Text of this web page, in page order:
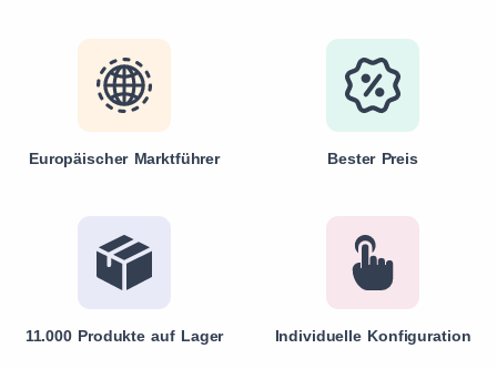
Europäischer Marktführer Bester Preis
11.000 Produkte auf Lager Individuelle Konfiguration